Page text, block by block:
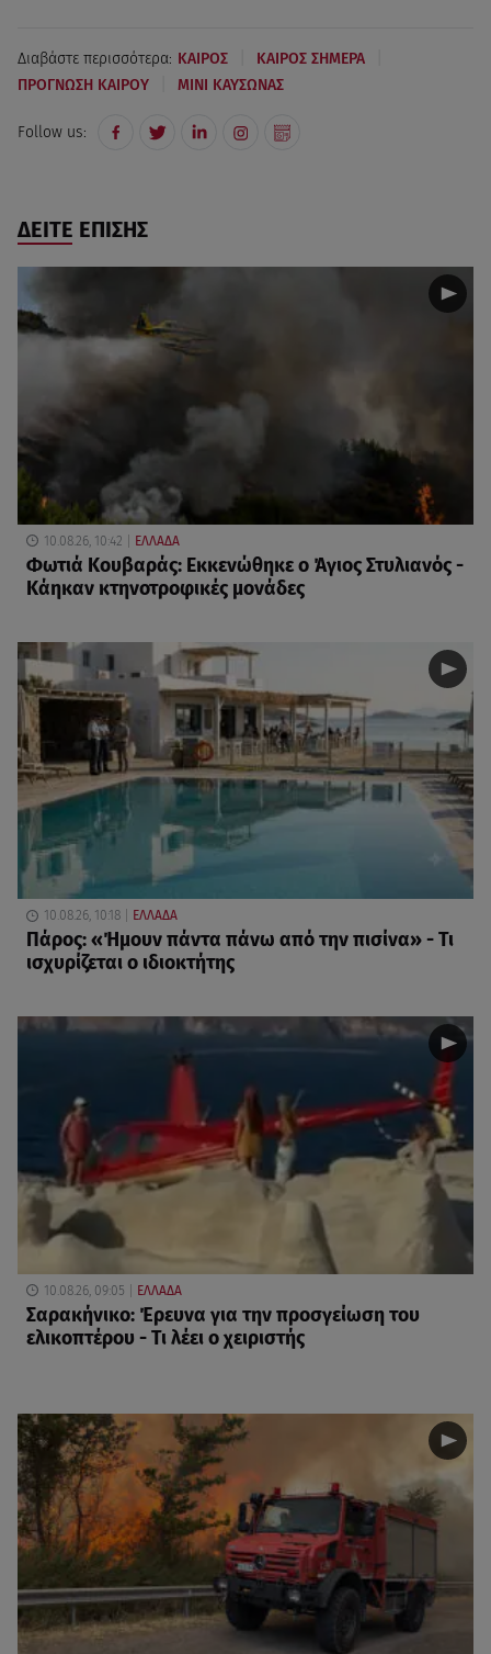
Διαβάστε περισσότερα: ΚΑΙΡΟΣ ΚΑΙΡΟΣ ΣΗΜΕΡΑ
ΠΡΟΓΝΩΣΗ ΚΑΙΡΟΥ ΜΙΝΙ ΚΑΥΣΩΝΑΣ
Follow us:
ΔΕΙΤΕ ΕΠΙΣΗΣ
10.08.26, 10:42 ΕΛΛΑΔΑ
Φωτιά Κουβαράς: Εκκενώθηκε ο Άγιος Στυλιανός -
Κάηκαν κτηνοτροφικές μονάδες
10.08.26, 10:18 ΕΛΛΑΔΑ
Πάρος: «Ήμουν πάντα πάνω από την πισίνα» - Τι
ισχυρίζεται ο ιδιοκτήτης
10.08.26, 09:05 ΕΛΛΑΔΑ
Σαρακήνικο: Έρευνα για την προσγείωση του
ελικοπτέρου - Τι λέει ο χειριστής